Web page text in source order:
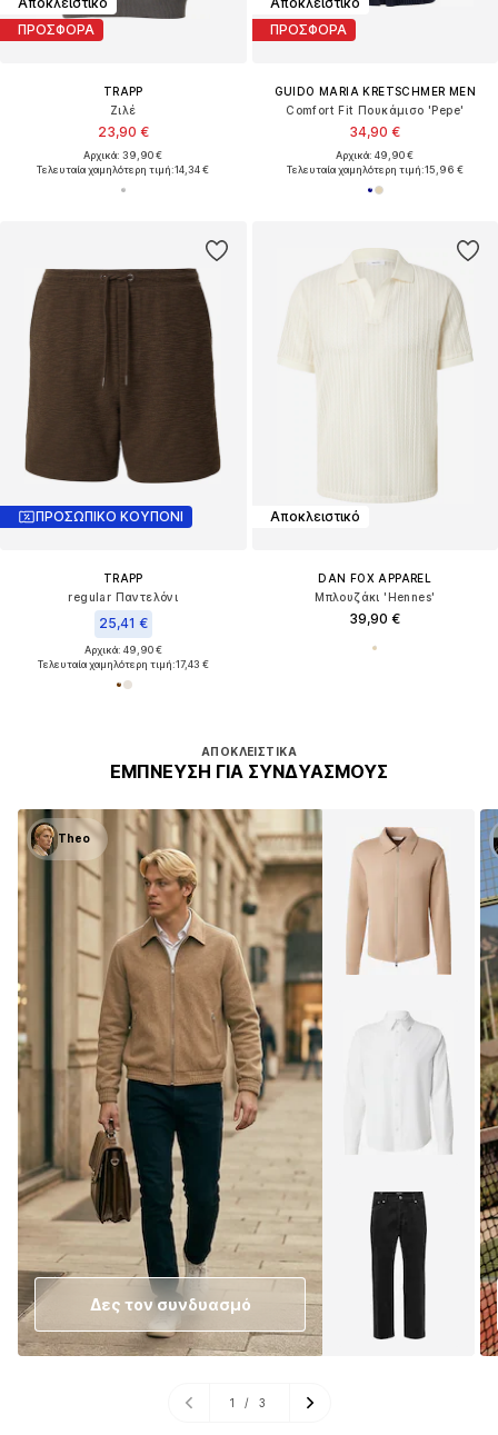
ΠΡΟΣΦΟΡΑ
TRAPP
Ζιλέ
23,90 €
Αρχικά: 39,90 €
Τελευταία χαμηλότερη τιμή:14,34 €
ΠΡΟΣΦΟΡΑ
GUIDO MARIA KRETSCHMER MEN
Comfort Fit Πουκάμισο 'Pepe'
34,90 €
Αρχικά: 49,90 €
Τελευταία χαμηλότερη τιμή:15,96 €
ΠΡΟΣΩΠΙΚΟ ΚΟΥΠΟΝΙ
TRAPP
regular Παντελόνι
25,41 €
Αρχικά: 49,90 €
Τελευταία χαμηλότερη τιμή:17,43 €
Αποκλειστικό
DAN FOX APPAREL
Μπλουζάκι 'Hennes'
39,90 €
AΠΟΚΛΕΙΣΤΙΚΆ
ΈΜΠΝΕΥΣΗ ΓΙΑ ΣΥΝΔΥΑΣΜΟΎΣ
Theo
Δες τον συνδυασμό
1 / 3